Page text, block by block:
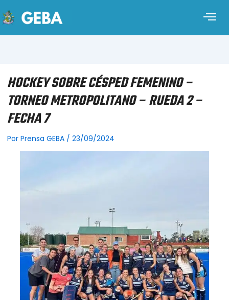
HOCKEY SOBRE CÉSPED FEMENINO –
TORNEO METROPOLITANO – RUEDA 2 –
FECHA 7
Por Prensa GEBA / 23/09/2024